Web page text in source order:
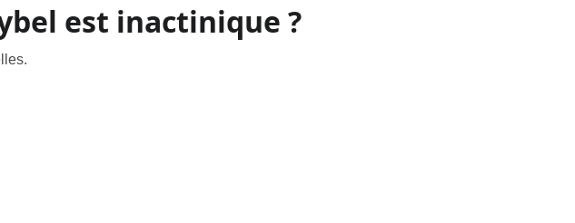
est inactinique ?